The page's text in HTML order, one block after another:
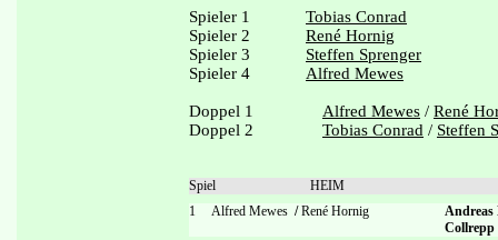
Spieler 1
Tobias Conrad
Spieler 2
René Hornig
Spieler 3
Steffen Sprenger
Spieler 4
Alfred Mewes
Doppel 1 Alfred Mewes / René
Doppel 2
Tobias Conrad / Steffen
Spiel
HEIM
1
Alfred Mewes /René Hornig
Collrepp